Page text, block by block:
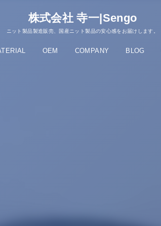
株式会社 寺一|Sengo
ニット製品製造販売、国産ニット製品の安心感をお届けします。
OEM COMPANY BLOG